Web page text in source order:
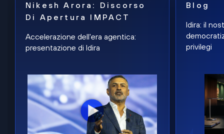
Nikesh Arora: Discorso
Di Apertura IMPACT
Accelerazione dell'era agentica:
presentazione di Idira
Blog
Idira: il
privilegi